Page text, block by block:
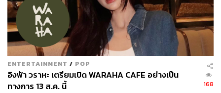
นอกจากเครื่องดื่มแล้วยังมีขนมอีก 2 ชนิด คือMCM
Diamond Cake (220 บาท)
มูสช็อกโกแลตทรงไดมอนด์ที่
ข้างในเป็นไส้ราสป์เบอร์รี และCognac Caramel Log (185
บาท)ครัวซองต์ทรงกลมไส้คาราเมล
ENTERTAINMENT / POP
อิงฟ้า วราหะ เตรียมเปิด WARAHA CAFE อย่างเป็น
ทางการ 13 ส.ค. นี้
168